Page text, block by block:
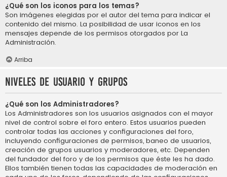
¿Qué son los iconos para los temas?
Son imágenes elegidas por el autor del tema para indicar el
contenido del mismo. La posibilidad de usar iconos en los
mensajes depende de los permisos otorgados por La
Administración.
Arriba
Niveles de usuario y grupos
¿Qué son los Administradores?
Los Administradores son los usuarios asignados con el mayor
nivel de control sobre el foro entero. Estos usuarios pueden
controlar todas las acciones y configuraciones del foro,
incluyendo configuraciones de permisos, baneo de usuarios,
creación de grupos usuarios y moderadores, etc. Dependen
del fundador del foro y de los permisos que éste les ha dado.
Ellos también tienen todas las capacidades de moderación en